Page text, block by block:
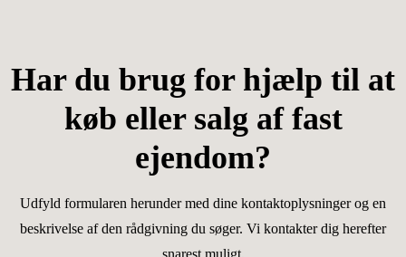
Har du brug for hjælp til at
køb eller salg af fast
ejendom?
Udfyld formularen herunder med dine kontaktoplysninger og en
beskrivelse af den rådgivning du søger. Vi kontakter dig herefter
snarest muligt.